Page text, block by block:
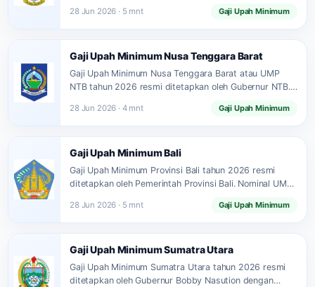
28 Jun 2026 · 5 mnt Gaji Upah Minimum
Gaji Upah Minimum Nusa Tenggara Barat
Gaji Upah Minimum Nusa Tenggara Barat atau UMP
NTB tahun 2026 resmi ditetapkan oleh Gubernur NTB.
28 Jun 2026 · 4 mnt Gaji Upah Minimum
Gaji Upah Minimum Bali
Gaji Upah Minimum Provinsi Bali tahun 2026 resmi
ditetapkan oleh Pemerintah Provinsi Bali. Nominal UMP
28 Jun 2026 · 5 mnt Gaji Upah Minimum
Gaji Upah Minimum Sumatra Utara
Gaji Upah Minimum Sumatra Utara tahun 2026 resmi
ditetapkan oleh Gubernur Bobby Nasution dengan